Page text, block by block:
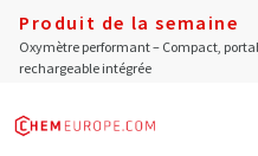
Produit de la semaine
Oxymètre performant – Compact,
rechargeable intégrée